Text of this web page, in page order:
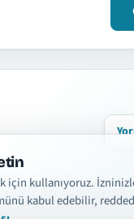
için kullanıyoruz.
kabul edebilir,